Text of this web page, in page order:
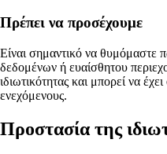
Πρέπει να προσέχουμε
Είναι σημαντικό να θυμόμαστε
δεδομένων ή ευαίσθητου
ιδιωτικότητας και μπορεί να
ενεχόμενους.
Προστασία της